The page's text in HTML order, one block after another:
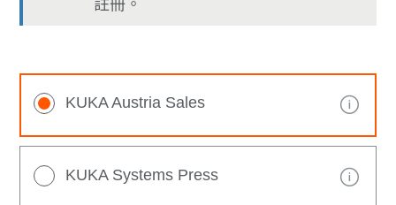
註冊。
KUKA Austria Sales
KUKA Systems Press